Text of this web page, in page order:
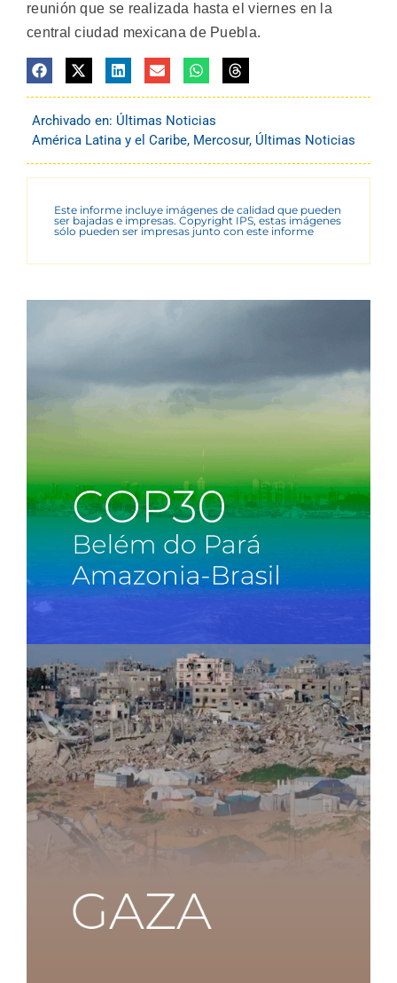
reunión que se realizada hasta el viernes en la
central ciudad mexicana de Puebla.
Archivado en: Últimas Noticias
América Latina y el Caribe, Mercosur, Últimas Noticias
Este informe incluye imágenes de calidad que pueden
ser bajadas e impresas. Copyright IPS, estas imágenes
sólo pueden ser impresas junto con este informe